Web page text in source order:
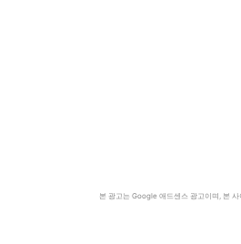
본 광고는 Google 애드센스 광고이며, 본 사